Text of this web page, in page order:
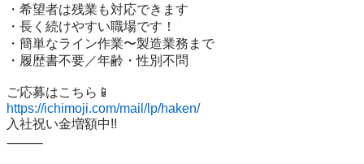
・希望者は残業も対応できます
・長く続けやすい職場です！
・簡単なライン作業〜製造業務まで
・履歴書不要／年齢・性別不問
https://ichimoji.com/mail/lp/haken/
入社祝い金増額中!!
⸻